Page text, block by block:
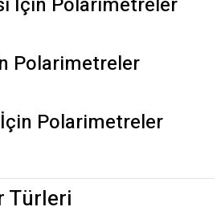
Polarimetreler
Polarimetreler
Türleri